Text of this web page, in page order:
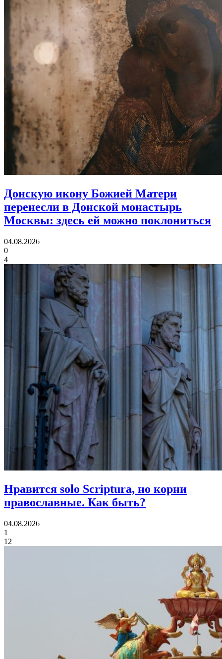
Донскую икону Божией Матери
перенесли в Донской монастырь
Москвы: здесь ей можно поклониться
04.08.2026
0
4
Нравится solo Scriptura, но корни
православные. Как быть?
04.08.2026
1
12